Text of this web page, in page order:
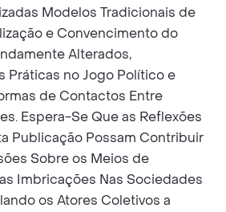
Modelos Tradicionais de
e Convencimento do
Alterados,
Práticas no Jogo Político e
de Contactos Entre
Espera-Se Que as Reflexões
Publicação Possam Contribuir
Sobre os Meios de
Imbricações Nas Sociedades
os Atores Coletivos a